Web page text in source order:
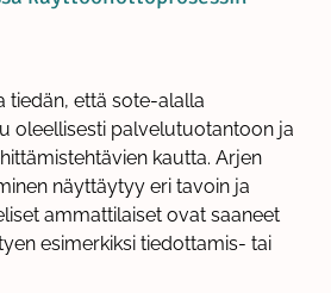
tiedän, että sote-alalla
oleellisesti palvelutuotantoon ja
kautta. Arjen
näyttäytyy eri tavoin ja
ammattilaiset ovat saaneet
esimerkiksi tiedottamis- tai